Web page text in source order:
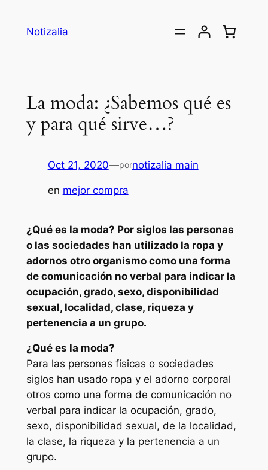
Notizalia
La moda: ¿Sabemos qué es
y para qué sirve…?
Oct 21, 2020—pornotizalia main
en mejor compra
¿Qué es la moda? Por siglos las personas
o las sociedades han utilizado la ropa y
adornos otro organismo como una forma
de comunicación no verbal para indicar la
ocupación, grado, sexo, disponibilidad
sexual, localidad, clase, riqueza y
pertenencia a un grupo.
¿Qué es la moda?
Para las personas físicas o sociedades
siglos han usado ropa y el adorno corporal
otros como una forma de comunicación no
verbal para indicar la ocupación, grado,
sexo, disponibilidad sexual, de la localidad,
la clase, la riqueza y la pertenencia a un
grupo.